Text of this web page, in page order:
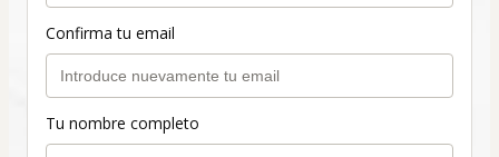
Confirma tu email
Tu nombre completo